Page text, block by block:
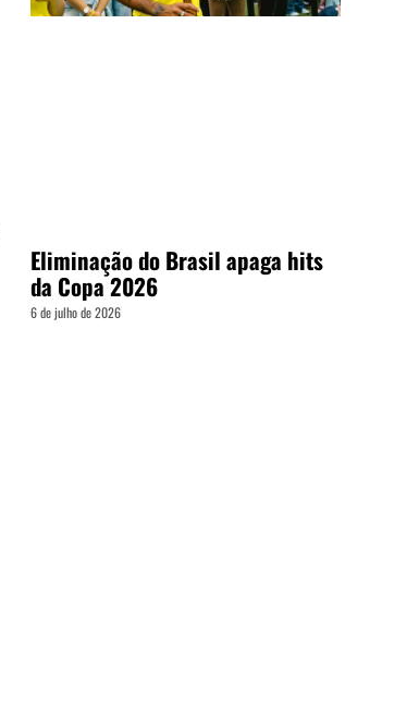
Eliminação do Brasil apaga hits
da Copa 2026
6 de julho de 2026